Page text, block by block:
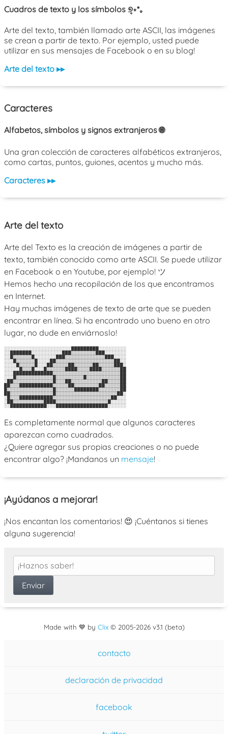
Cuadros de texto y los símbolos ୭̥⋆*｡
Arte del texto, también llamado arte ASCII, las imágenes
se crean a partir de texto. Por ejemplo, usted puede
utilizar en sus mensajes de Facebook o en su blog!
Arte del texto ▸▸
Caracteres
Alfabetos, símbolos y signos extranjeros 🌐
Una gran colección de caracteres alfabéticos extranjeros,
como cartas, puntos, guiones, acentos y mucho más.
Caracteres ▸▸
Arte del texto
Arte del Texto es la creación de imágenes a partir de
texto, también conocido como arte ASCII. Se puede utilizar
en Facebook o en Youtube, por ejemplo! ツ
Hemos hecho una recopilación de los que encontramos
en Internet.
Hay muchas imágenes de texto de arte que se pueden
encontrar en línea. Si ha encontrado uno bueno en otro
lugar, no dude en enviárnoslo!
░░░░░░░░░░░░░░░░░░░░░░█████████░░░░░░░░░
░░███████░░░░░░░░░░███▒▒▒▒▒▒▒▒███░░░░░░░
░░█▒▒▒▒▒▒█░░░░░░░███▒▒▒▒▒▒▒▒▒▒▒▒▒███░░░░
░░░█▒▒▒▒▒▒█░░░░██▒▒▒▒▒▒▒▒▒▒▒▒▒▒▒▒▒▒▒██░░
░░░░█▒▒▒▒▒█░░░██▒▒▒▒▒██▒▒▒▒▒▒██▒▒▒▒▒███░
░░░░░█▒▒▒█░░░█▒▒▒▒▒▒████▒▒▒▒████▒▒▒▒▒▒██
░░░█████████████▒▒▒▒▒▒▒▒▒▒▒▒▒▒▒▒▒▒▒▒▒▒██
░░░█▒▒▒▒▒▒▒▒▒▒▒▒█▒▒▒▒▒▒▒▒▒█▒▒▒▒▒▒▒▒▒▒▒██
░██▒▒▒▒▒▒▒▒▒▒▒▒▒█▒▒▒██▒▒▒▒▒▒▒▒▒▒██▒▒▒▒██
██▒▒▒███████████▒▒▒▒▒██▒▒▒▒▒▒▒▒██▒▒▒▒▒██
█▒▒▒▒▒▒▒▒▒▒▒▒▒▒▒█▒▒▒▒▒▒████████▒▒▒▒▒▒▒██
██▒▒▒▒▒▒▒▒▒▒▒▒▒▒█▒▒▒▒▒▒▒▒▒▒▒▒▒▒▒▒▒▒▒▒██░
░█▒▒▒███████████▒▒▒▒▒▒▒▒▒▒▒▒▒▒▒▒▒▒▒██░░░
░██▒▒▒▒▒▒▒▒▒▒████▒▒▒▒▒▒▒▒▒▒▒▒▒▒▒▒▒█░░░░░
Es completamente normal que algunos caracteres
aparezcan como cuadrados.
¿Quiere agregar sus propias creaciones o no puede
encontrar algo? ¡Mandanos un mensaje!
¡Ayúdanos a mejorar!
¡Nos encantan los comentarios! 😍 ¡Cuéntanos si tienes
alguna sugerencia!
Made with 💙 by Clix© 2005-2026 v3.1 (beta)
contacto
declaración de privacidad
facebook